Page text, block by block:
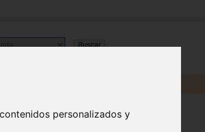
personalizados y